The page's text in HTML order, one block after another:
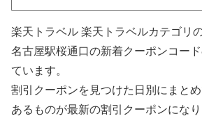
楽天トラベル 楽天トラベルカテゴリ
名古屋駅桜通口の新着クーポンコー
ています。
割引クーポンを見つけた日別にまと
あるものが最新の割引クーポンになり